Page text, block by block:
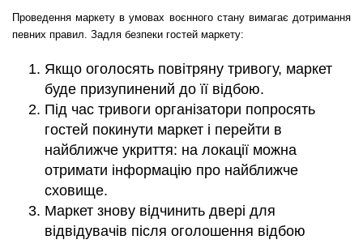
Проведення маркету в умовах воєнного стану вимагає дотримання
певних правил. Задля безпеки гостей маркету:
Якщо оголосять повітряну тривогу, маркет
буде призупинений до її відбою.
Під час тривоги організатори попросять
гостей покинути маркет і перейти в
найближче укриття: на локації можна
отримати інформацію про найближче
сховище.
Маркет знову відчинить двері для
відвідувачів після оголошення відбою